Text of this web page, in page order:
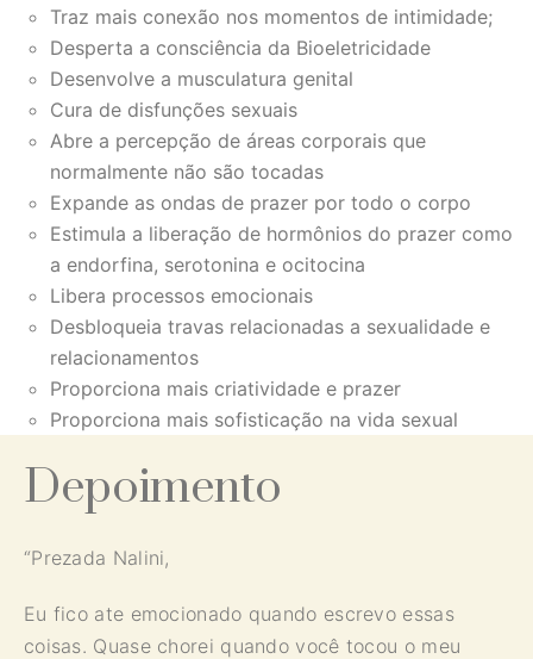
Traz mais conexão nos momentos de intimidade;
Desperta a consciência da Bioeletricidade
Desenvolve a musculatura genital
Cura de disfunções sexuais
Abre a percepção de áreas corporais que
normalmente não são tocadas
Expande as ondas de prazer por todo o corpo
Estimula a liberação de hormônios do prazer como
a endorfina, serotonina e ocitocina
Libera processos emocionais
Desbloqueia travas relacionadas a sexualidade e
relacionamentos
Proporciona mais criatividade e prazer
Proporciona mais sofisticação na vida sexual
Depoimento
“Prezada Nalini,
Eu fico ate emocionado quando escrevo essas
coisas. Quase chorei quando você tocou o meu